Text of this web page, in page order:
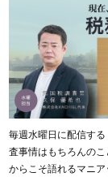
毎週水曜日に配信す
査事情はもちろんの
からこそ語れるマニア